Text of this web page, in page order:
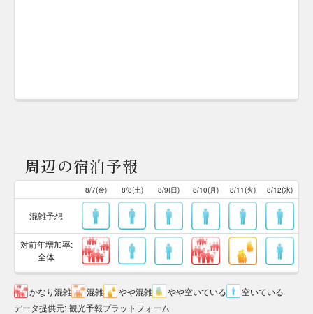
周辺の宿泊予報
8/7(金) 8/8(土) 8/9(日) 8/10(月) 8/11(火) 8/12(水)
混雑予想
対前年増加率:
全体
かなり混雑 混雑 やや混雑 やや空いている
空いている
データ提供元: 観光予報プラットフォーム